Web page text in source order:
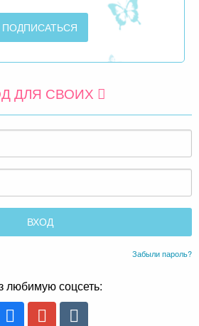
ДЛЯ СВОИХ
Забыли пароль?
любимую соцсеть: